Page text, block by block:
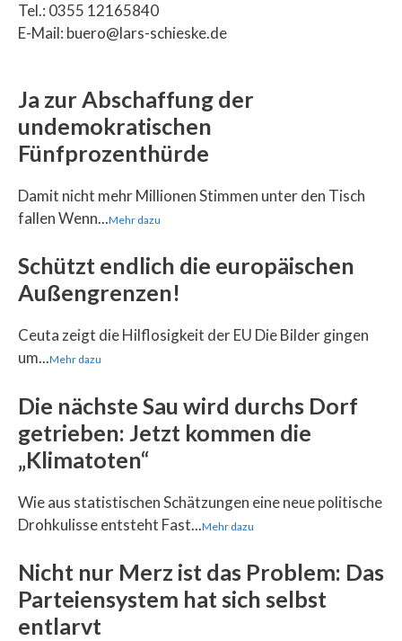
Tel.: 0355 12165840
E-Mail: buero@lars-schieske.de
Ja zur Abschaffung der
undemokratischen
Fünfprozenthürde
Damit nicht mehr Millionen Stimmen unter den Tisch
fallen Wenn...Mehr dazu
Schützt endlich die europäischen
Außengrenzen!
Ceuta zeigt die Hilflosigkeit der EU Die Bilder gingen
um...Mehr dazu
Die nächste Sau wird durchs Dorf
getrieben: Jetzt kommen die
„Klimatoten“
Wie aus statistischen Schätzungen eine neue politische
Drohkulisse entsteht Fast...Mehr dazu
Nicht nur Merz ist das Problem: Das
Parteiensystem hat sich selbst
entlarvt